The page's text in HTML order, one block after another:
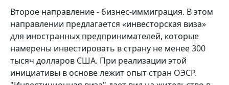
Второе направление - бизнес-иммиграция. В этом
направлении предлагается «инвесторская виза»
для иностранных предпринимателей, которые
намерены инвестировать в страну не менее 300
тысяч долларов США. При реализации этой
инициативы в основе лежит опыт стран ОЭСР.